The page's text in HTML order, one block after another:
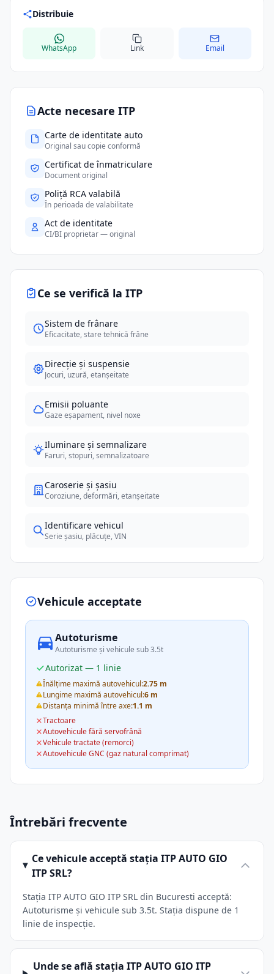
Acte necesare ITP
Carte de identitate auto
Original sau copie conformă
Certificat de înmatriculare
Document original
Poliță RCA valabilă
În perioada de valabilitate
Act de identitate
CI/BI proprietar — original
Ce se verifică la ITP
Sistem de frânare
Eficacitate, stare tehnică frâne
Direcție și suspensie
Jocuri, uzură, etanșeitate
Emisii poluante
Gaze eșapament, nivel noxe
Iluminare și semnalizare
Faruri, stopuri, semnalizatoare
Caroserie și șasiu
Coroziune, deformări, etanșeitate
Identificare vehicul
Serie șasiu, plăcuțe, VIN
Vehicule acceptate
Autoturisme
Autoturisme și vehicule sub 3.5t
Autorizat — 1 linie
Înălțime maximă autovehicul:2.75 m
Lungime maximă autovehicul:6 m
Distanța minimă între axe:1.1 m
Tractoare
Autovehicule fără servofrână
Vehicule tractate (remorci)
Autovehicule GNC (gaz natural comprimat)
Distribuie
WhatsApp Link Email
Întrebări frecvente
Ce vehicule acceptă stația ITP AUTO GIO
ITP SRL?
Stația ITP AUTO GIO ITP SRL din Bucuresti acceptă:
Autoturisme și vehicule sub 3.5t. Stația dispune de 1
linie de inspecție.
Unde se află stația ITP AUTO GIO ITP